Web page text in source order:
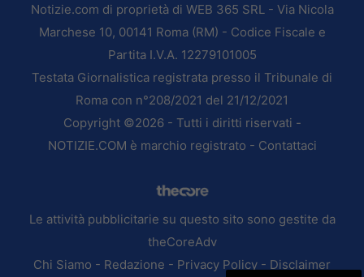
Notizie.com di proprietà di WEB 365 SRL - Via Nicola
Marchese 10, 00141 Roma (RM) - Codice Fiscale e
Partita I.V.A. 12279101005
Testata Giornalistica registrata presso il Tribunale di
Roma con n°208/2021 del 21/12/2021
Copyright ©2026 - Tutti i diritti riservati -
NOTIZIE.COM è marchio registrato - Contattaci
Le attività pubblicitarie su questo sito sono gestite da
theCoreAdv
Chi Siamo - Redazione - Privacy Policy - Disclaimer